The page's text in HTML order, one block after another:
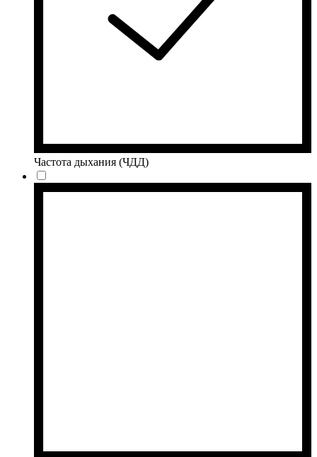
Частота дыхания (ЧДД)